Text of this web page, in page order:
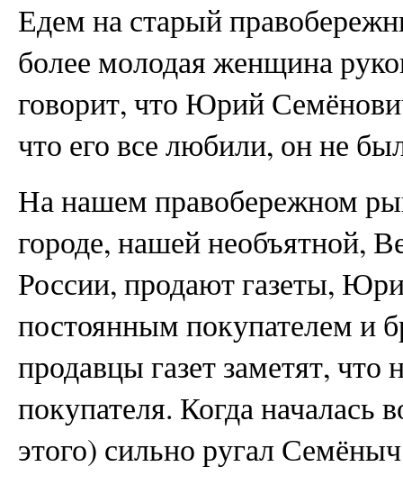
Едем на старый
более молодая женщина
говорит, что Юрий
что его все любили, он не
На нашем правобережном
городе, нашей необъятной,
России, продают газеты,
постоянным покупателем и
продавцы газет заметят, что
покупателя. Когда началась
этого) сильно ругал